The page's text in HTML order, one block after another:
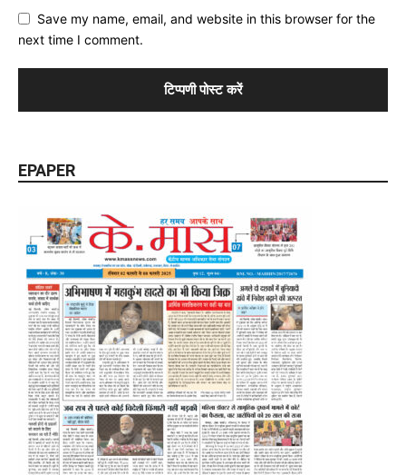
Save my name, email, and website in this browser for the
next time I comment.
EPAPER